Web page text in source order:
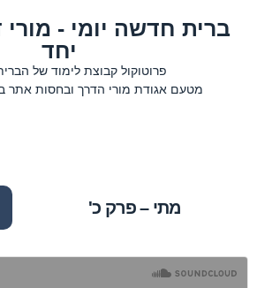
ברית חדשה יומי - מורי
יחד
פרוטוקול קבוצת לימוד של
מטעם אגודת מורי הדרך ובחסות אתר
מתי – פרק כ'